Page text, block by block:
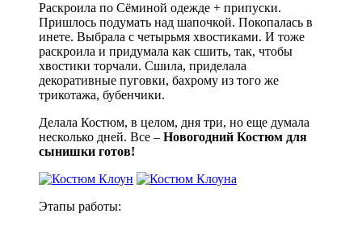
Раскроила по Сёминой одежде + припуски.
Пришлось подумать над шапочкой. Покопалась в
инете. Выбрала с четырьмя хвостиками. И тоже
раскроила и придумала как сшить, так, чтобы
хвостики торчали. Сшила, приделала
декоративные пуговки, бахрому из того же
трикотажа, бубенчики.
Делала Костюм, в целом, дня три, но еще думала
несколько дней. Все – Новогодний Костюм для
сынишки готов!
Этапы работы: